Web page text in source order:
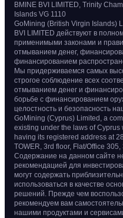
BMINE BVI LIMITED, Trinity
Islands VG 1110
GoMining (British Virgin Islands)
BVI LIMITED действуют в
применимыми законами и
отмыванием денег,
финансированием
Мы придерживаемся самых
строгое соблюдение всех
отмыванием денег и
борьбе с финансированием
целостность и безопасность
GoMining (Cyprus) Limited, a
existing under the laws of
having its registered address at
TOWER, 3rd floor, Flat/Office
Содержание на данном сайте
рекомендацией для
могут содержать
использоваться в качестве
решений. Прежде чем
рекомендуем вам
нашими продуктами и